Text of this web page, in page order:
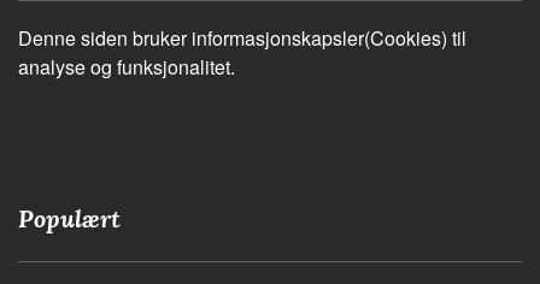
Denne siden bruker informasjonskapsler(Cookies) til
analyse og funksjonalitet.
Populært